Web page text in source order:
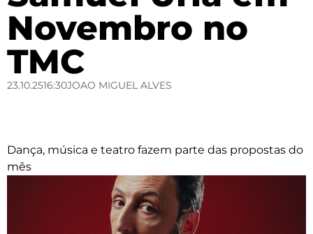
Novembro no
TMC
23.10.2516:30JOAO MIGUEL ALVES
Dança, música e teatro fazem parte das propostas do
mês